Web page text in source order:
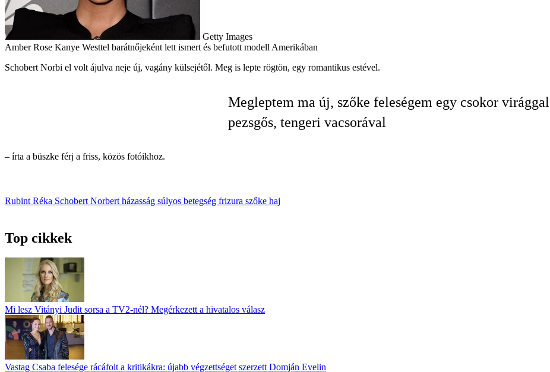
Getty Images
Amber Rose Kanye Westtel barátnőjeként lett ismert és befutott modell Amerikában
Schobert Norbi el volt ájulva neje új, vagány külsejétől. Meg is lepte rögtön, egy romantikus estével.
Megleptem ma új, szőke feleségem egy csokor
pezsgős, tengeri vacsorával
– írta a büszke férj a friss, közös fotóikhoz.
Rubint Réka Schobert Norbert házasság súlyos betegség frizura szőke haj
Top cikkek
Mi lesz Vitányi Judit sorsa a TV2-nél? Megérkezett a hivatalos válasz
Vastag Csaba felesége rácáfolt a kritikákra: újabb végzettséget szerzett Domján Evelin